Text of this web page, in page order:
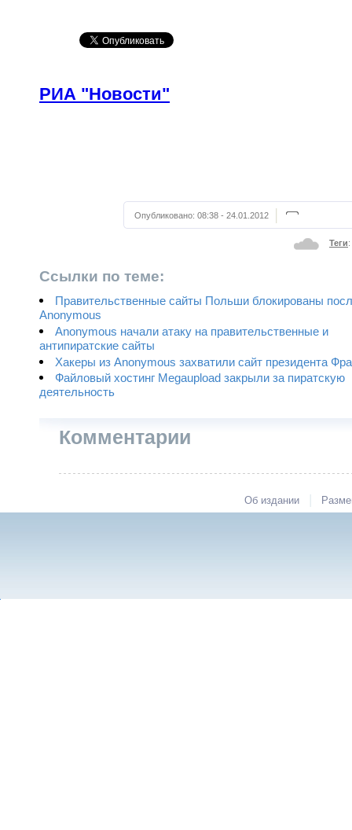
РИА "Новости"
Опубликовано: 08:38 - 24.01.2012
Теги:
Ссылки по теме:
Правительственные сайты Польши блокированы
Anonymous
Anonymous начали атаку на правительственные и
антипиратские сайты
Хакеры из Anonymous захватили сайт президента
Файловый хостинг Megaupload закрыли за пиратскую
деятельность
Комментарии
Об издании |